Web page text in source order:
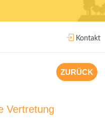
Kontakt
ZURÜCK
Vertretung